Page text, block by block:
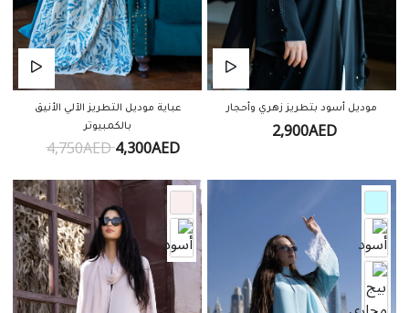
موديل أسود بتطريز زهري وأحجار
2,900AED
عباية موديل التطريز الآلي الأنيق
بالكمبيوتر
4,750AED4,300AED